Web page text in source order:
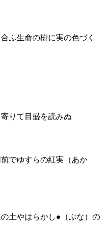
ふ生命の樹に実の色づく
りて目盛を読みぬ
でゆすらの紅実（あか
土やはらかし●（ぶな）の